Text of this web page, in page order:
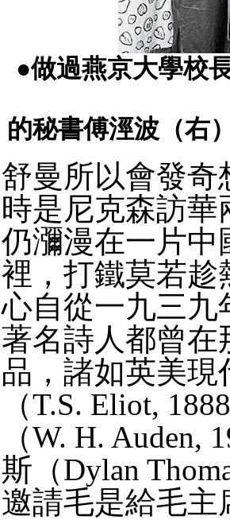
●做過燕京大學校
的秘書傅涇波（右
舒曼所以會發
時是尼克森訪
仍瀰漫在一片中
裡，打鐵莫若趁
心自從一九三九
著名詩人都曾在
品，諸如英美
（T.S. Eliot,
（W. H. Auden,
斯（Dylan
邀請毛是給毛主